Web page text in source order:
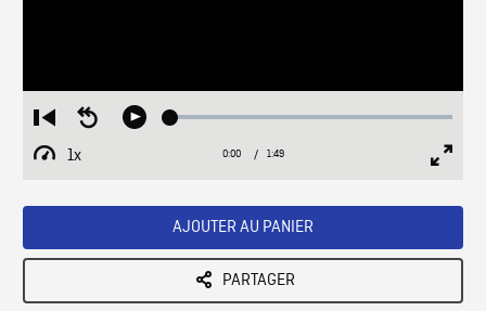
Restart
from
beginning
Seek
Play Loaded:
1x
Playback
Current
0:00 / Duration
1:49
AJOUTER AU PANIER
PARTAGER